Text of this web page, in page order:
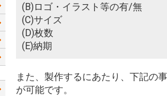
(B)ロゴ・イラスト等の有/無
(C)サイズ
(D)枚数
(E)納期
また、製作するにあたり、下記の
が可能です。